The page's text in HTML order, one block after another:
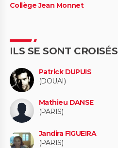
Collège Jean Monnet
ILS SE SONT CROISÉS
Patrick DUPUIS
(DOUAI)
Mathieu DANSE
(PARIS)
Jandira FIGUEIRA
(PARIS)